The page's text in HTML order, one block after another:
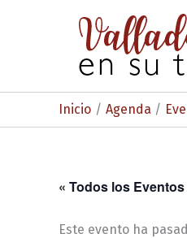
Inicio Agenda
« Todos los Eventos
Este evento ha